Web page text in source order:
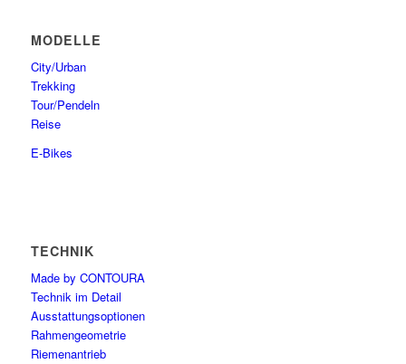
MODELLE
City/Urban
Trekking
Tour/Pendeln
Reise
E-Bikes
TECHNIK
Made by CONTOURA
Technik im Detail
Ausstattungsoptionen
Rahmengeometrie
Riemenantrieb